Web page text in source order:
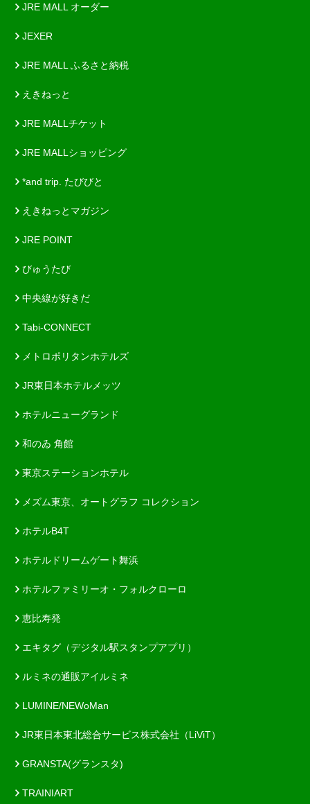
JRE MALL オーダー
JEXER
JRE MALL ふるさと納税
えきねっと
JRE MALLチケット
JRE MALLショッピング
*and trip. たびびと
えきねっとマガジン
JRE POINT
びゅうたび
中央線が好きだ
Tabi-CONNECT
メトロポリタンホテルズ
JR東日本ホテルメッツ
ホテルニューグランド
和のゐ 角館
東京ステーションホテル
メズム東京、オートグラフ コレクション
ホテルB4T
ホテルドリームゲート舞浜
ホテルファミリーオ・フォルクローロ
恵比寿発
エキタグ（デジタル駅スタンプアプリ）
ルミネの通販アイルミネ
LUMINE/NEWoMan
JR東日本東北総合サービス株式会社（LiViT）
GRANSTA(グランスタ)
TRAINIART